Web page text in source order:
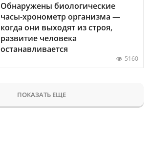
Обнаружены биологические
часы-хронометр организма —
когда они выходят из строя,
развитие человека
останавливается
5160
ПОКАЗАТЬ ЕЩЕ